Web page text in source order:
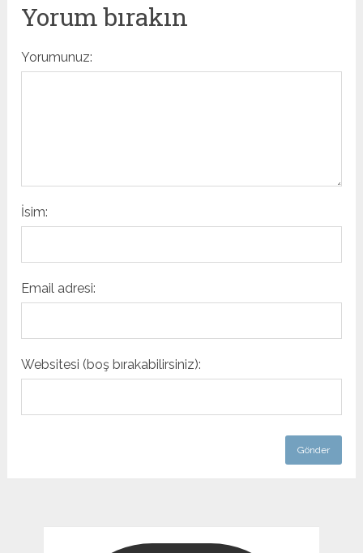
Yorum bırakın
Yorumunuz:
İsim:
Email adresi:
Websitesi (boş bırakabilirsiniz):